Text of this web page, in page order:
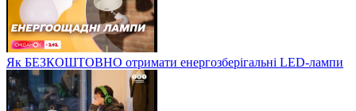
Як БЕЗКОШТОВНО отримати енергозберігальні LED-лампи